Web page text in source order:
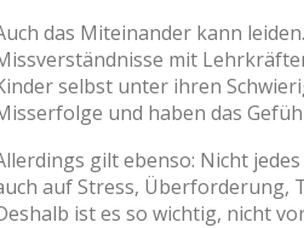
das Miteinander kann
mit
selbst unter ihren
und haben das
gilt ebenso: Nicht
auf Stress, Überforderung,
ist es so wichtig, nicht